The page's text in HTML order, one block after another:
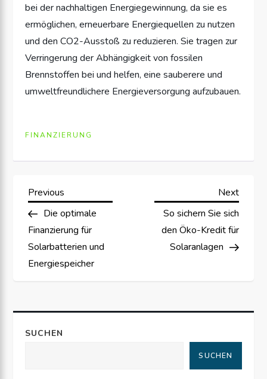
bei der nachhaltigen Energiegewinnung, da sie es
ermöglichen, erneuerbare Energiequellen zu nutzen
und den CO2-Ausstoß zu reduzieren. Sie tragen zur
Verringerung der Abhängigkeit von fossilen
Brennstoffen bei und helfen, eine sauberere und
umweltfreundlichere Energieversorgung aufzubauen.
FINANZIERUNG
B
e
i
r
a
Previous
Post
Previous
Die optimale
Finanzierung für
Solarbatterien und
Energiespeicher
Next
Post
Next
So sichern Sie sich
den Öko-Kredit für
Solaranlagen
SUCHEN
SUCHEN